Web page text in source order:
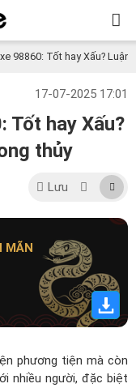
98860: Tốt hay Xấu?
17-07-2025 17:01
Tốt hay Xấu?
thủy
Lưu
MÃN
phương tiện mà còn
nhiều người, đặc biệt